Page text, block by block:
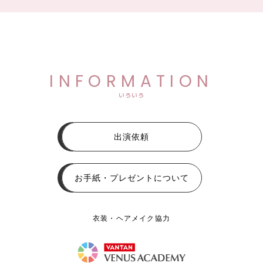
INFORMATION
いろいろ
出演依頼
お手紙・プレゼントについて
衣装・ヘアメイク協力